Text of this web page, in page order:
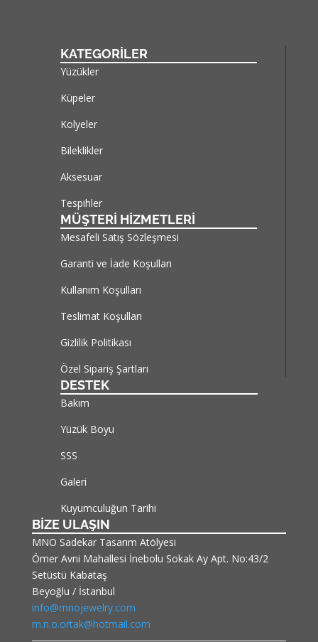
KATEGORİLER
Yüzükler
Küpeler
Kolyeler
Bileklikler
Aksesuar
Tespihler
MÜŞTERİ HİZMETLERİ
Mesafeli Satış Sözleşmesi
Garanti ve İade Koşulları
Kullanım Koşulları
Teslimat Koşulları
Gizlilik Politikası
Özel Sipariş Şartları
DESTEK
Bakım
Yüzük Boyu
SSS
Galeri
Kuyumculuğun Tarihi
BİZE ULAŞIN
MNO Sadekar Tasarım Atölyesi
Ömer Avni Mahallesi İnebolu Sokak Ay Apt. No:43/2
Setüstü Kabataş
Beyoğlu / İstanbul
info@mnojewelry.com
m.n.o.ortak@hotmail.com